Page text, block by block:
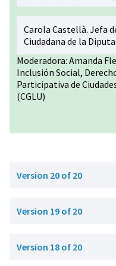
Carola Castellà. Jefa
Ciudadana de la
Moderadora: Amanda
Inclusión Social,
Participativa de
(CGLU)
Version 20 of 20
Version 19 of 20
Version 18 of 20